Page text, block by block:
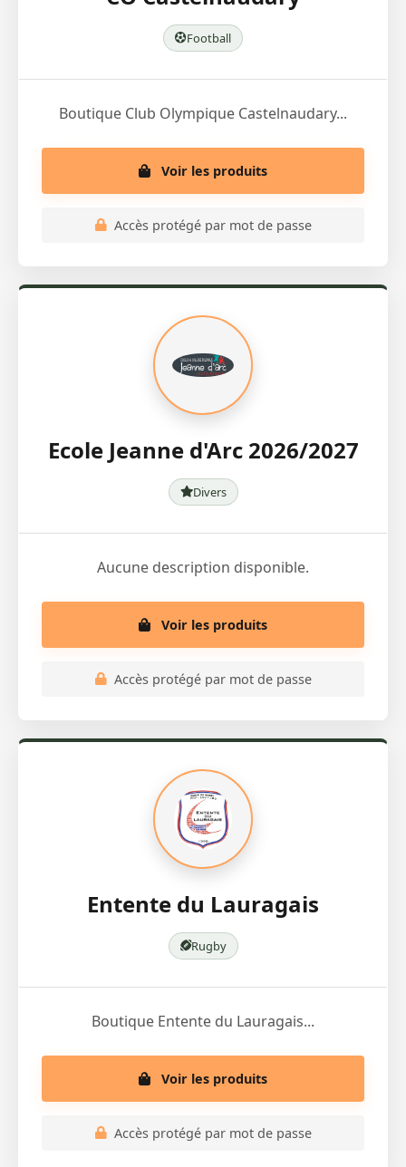
Football
Boutique Club Olympique Castelnaudary...
Voir les produits
Accès protégé par mot de passe
Ecole Jeanne d'Arc 2026/2027
Divers
Aucune description disponible.
Voir les produits
Accès protégé par mot de passe
Entente du Lauragais
Rugby
Boutique Entente du Lauragais...
Voir les produits
Accès protégé par mot de passe